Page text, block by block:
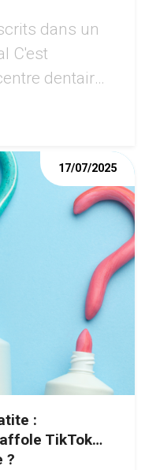
dans un
C'est
dentaire
:
TikTok…
?
17/07/2025